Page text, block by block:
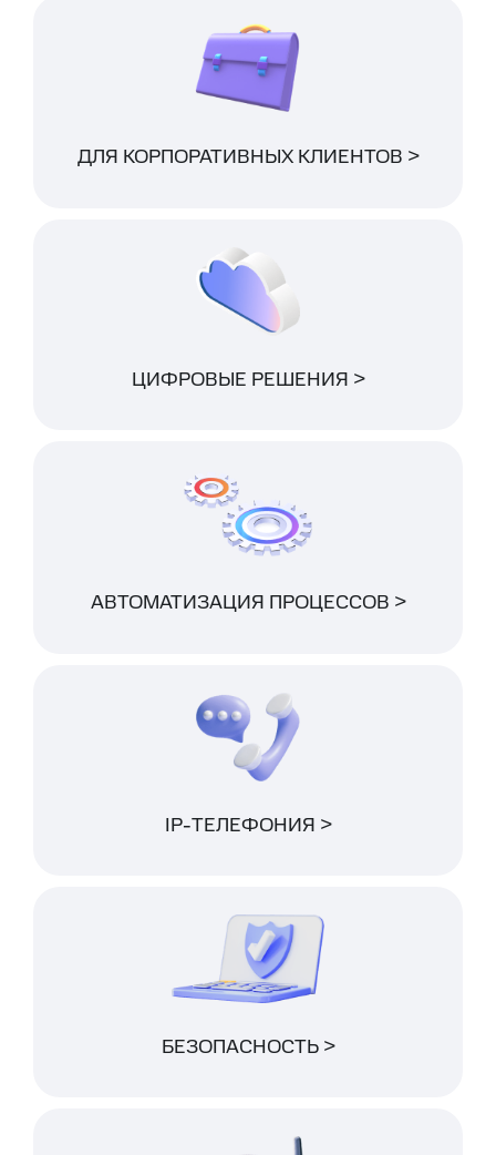
ДЛЯ КОРПОРАТИВНЫХ КЛИЕНТОВ >
ЦИФРОВЫЕ РЕШЕНИЯ >
АВТОМАТИЗАЦИЯ ПРОЦЕССОВ >
IP-ТЕЛЕФОНИЯ >
БЕЗОПАСНОСТЬ >